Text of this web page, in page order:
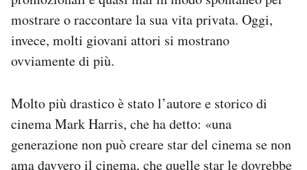
mostrare o raccontare la sua vita privata. Oggi,
invece, molti giovani attori si mostrano
ovviamente di più.
Molto più drastico è stato l’autore e storico di
cinema Mark Harris, che ha detto: «una
generazione non può creare star del cinema se non
ama davvero il cinema, che quelle star le dovrebbe